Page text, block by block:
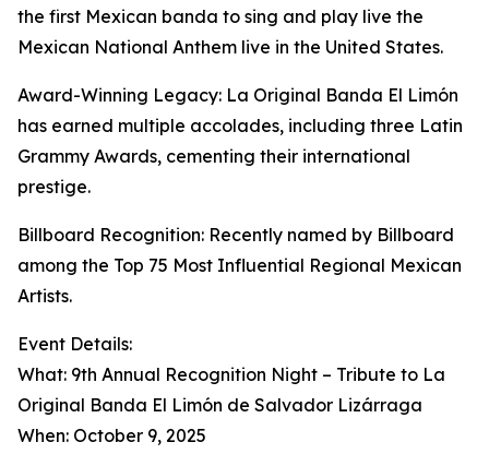
the first Mexican banda to sing and play live the
Mexican National Anthem live in the United States.
Award-Winning Legacy: La Original Banda El Limón
has earned multiple accolades, including three Latin
Grammy Awards, cementing their international
prestige.
Billboard Recognition: Recently named by Billboard
among the Top 75 Most Influential Regional Mexican
Artists.
Event Details:
What: 9th Annual Recognition Night – Tribute to La
Original Banda El Limón de Salvador Lizárraga
When: October 9, 2025